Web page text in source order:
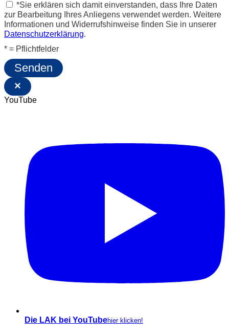
*Sie erklären sich damit einverstanden, dass Ihre Daten
zur Bearbeitung Ihres Anliegens verwendet werden. Weitere
Informationen und Widerrufshinweise finden Sie in unserer
Datenschutzerklärung.
* = Pflichtfelder
Senden
×
YouTube
Die LAK bei YouTubehier klicken!